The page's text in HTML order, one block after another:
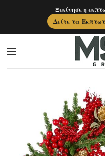
Ξεκίνησε η
Δείτε τα